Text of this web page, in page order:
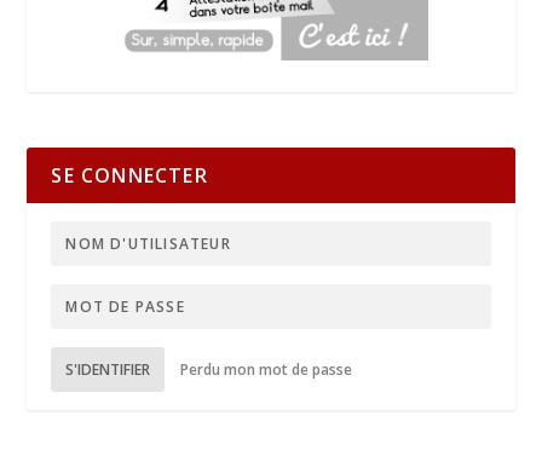
SE CONNECTER
S'IDENTIFIER Perdu mon mot de passe